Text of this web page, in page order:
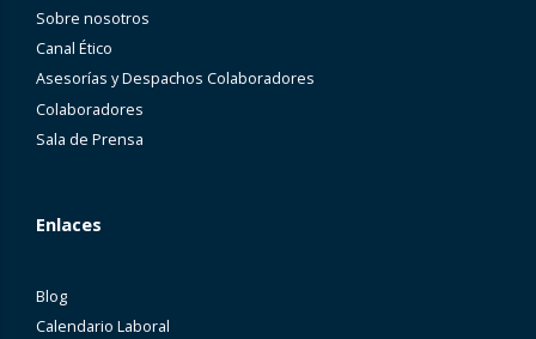
Sobre nosotros
Canal Ético
Asesorías y Despachos Colaboradores
Colaboradores
Sala de Prensa
Enlaces
Blog
Calendario Laboral